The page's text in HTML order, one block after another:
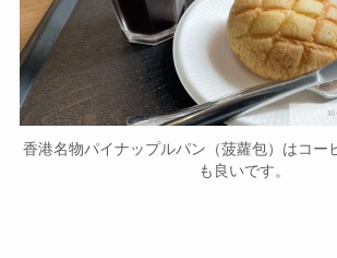
香港名物パイナップルパン（菠蘿包）はコー
も良いです。